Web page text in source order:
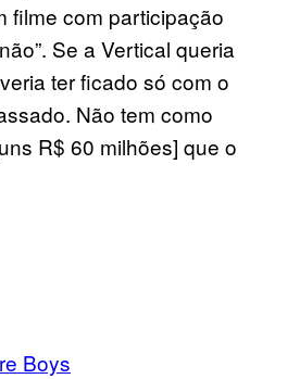
filme com participação
Se a Vertical queria
ter ficado só com o
Não tem como
R$ 60 milhões] que o
Boys